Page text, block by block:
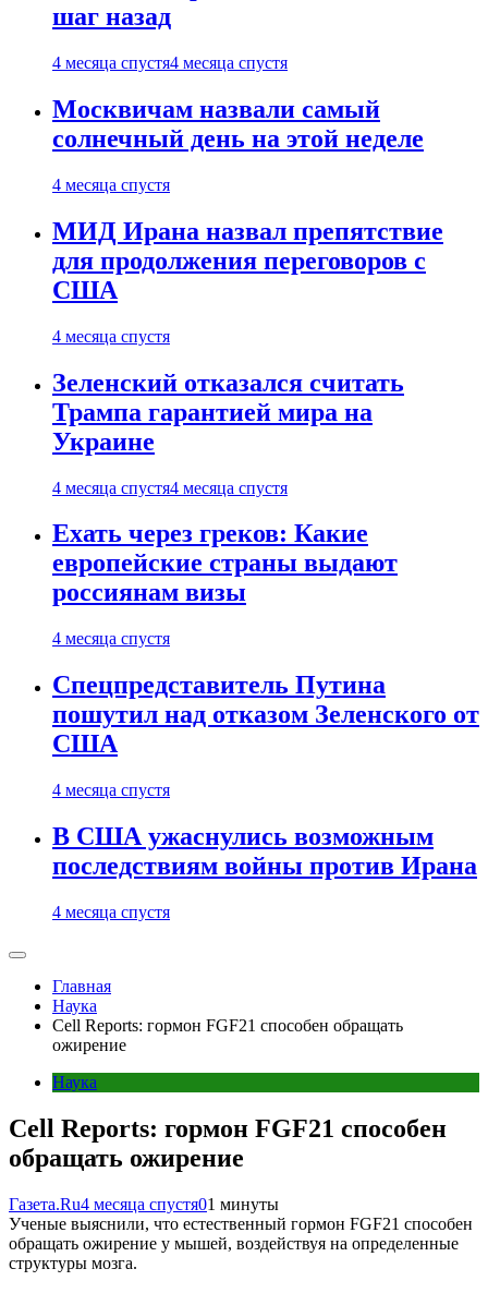
шаг назад
4 месяца спустя4 месяца спустя
Москвичам назвали самый
солнечный день на этой неделе
4 месяца спустя
МИД Ирана назвал препятствие
для продолжения переговоров с
США
4 месяца спустя
Зеленский отказался считать
Трампа гарантией мира на
Украине
4 месяца спустя4 месяца спустя
Ехать через греков: Какие
европейские страны выдают
россиянам визы
4 месяца спустя
Спецпредставитель Путина
пошутил над отказом Зеленского от
США
4 месяца спустя
В США ужаснулись возможным
последствиям войны против Ирана
4 месяца спустя
Главная
Наука
Cell Reports: гормон FGF21 способен обращать
ожирение
Наука
Cell Reports: гормон FGF21 способен
обращать ожирение
Газета.Ru4 месяца спустя01 минуты
Ученые выяснили, что естественный гормон FGF21 способен
обращать ожирение у мышей, воздействуя на определенные
структуры мозга.